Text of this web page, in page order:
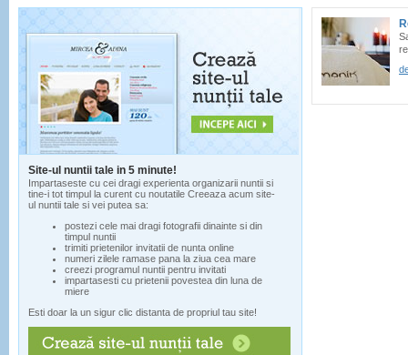
Site-ul nuntii tale in 5 minute!
Impartaseste cu cei dragi experienta organizarii nuntii si
tine-i tot timpul la curent cu noutatile Creeaza acum site-
ul nuntii tale si vei putea sa:
postezi cele mai dragi fotografii dinainte si din
timpul nuntii
trimiti prietenilor invitatii de nunta online
numeri zilele ramase pana la ziua cea mare
creezi programul nuntii pentru invitati
impartasesti cu prietenii povestea din luna de
miere
Esti doar la un sigur clic distanta de propriul tau site!